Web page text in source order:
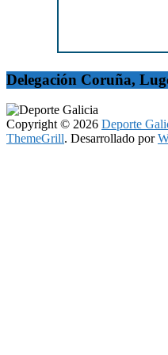
Delegación Coruña,
Copyright © 2026 Deporte
ThemeGrill. Desarrollado por